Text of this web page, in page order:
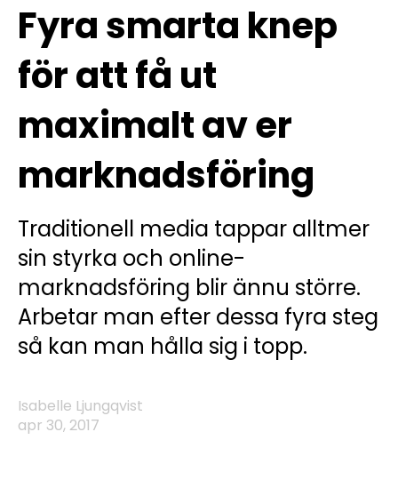
Fyra smarta knep
för att få ut
maximalt av er
marknadsföring
Traditionell media tappar alltmer
sin styrka och online-
marknadsföring blir ännu större.
Arbetar man efter dessa fyra steg
så kan man hålla sig i topp.
Isabelle Ljungqvist
apr 30, 2017